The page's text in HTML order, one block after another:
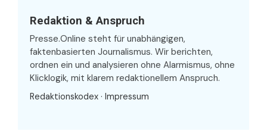
Redaktion & Anspruch
Presse.Online steht für unabhängigen,
faktenbasierten Journalismus. Wir berichten,
ordnen ein und analysieren ohne Alarmismus, ohne
Klicklogik, mit klarem redaktionellem Anspruch.
Redaktionskodex · Impressum